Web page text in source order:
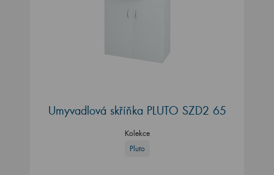
Umyvadlová skříňka PLUTO SZD2 65
Kolekce
Pluto